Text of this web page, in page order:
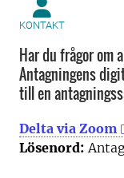
KONTAKT
Har du frågor om
Antagningens
till en
Delta via Zoom
Lösenord: